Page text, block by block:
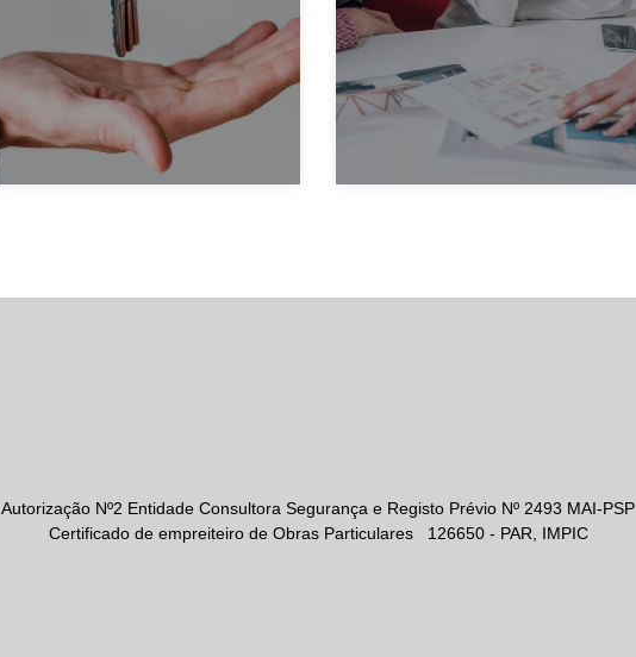
Autorização Nº2 Entidade Consultora Segurança e Registo Prévio Nº 2493 MAI-PSP
Certificado de empreiteiro de Obras Particulares 126650 - PAR, IMPIC